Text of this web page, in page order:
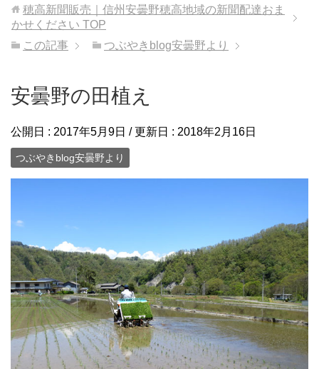
穂高新聞販売｜信州安曇野穂高地域の新聞配達おま
かせください TOP
この記事
つぶやきblog安曇野より
安曇野の田植え
公開日 : 2017年5月9日 / 更新日 : 2018年2月16日
つぶやきblog安曇野より